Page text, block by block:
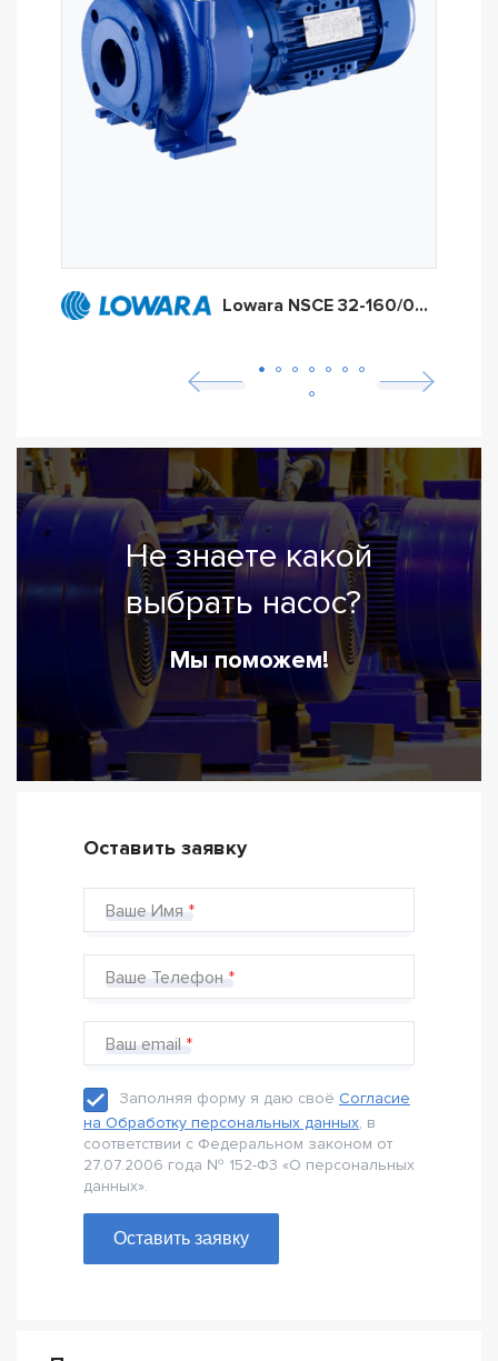
Lowara NSCE 32-160/05A
Не знаете какой
выбрать насос?
Мы поможем!
Оставить заявку
Ваше Имя
Ваше Телефон
Ваш email
Заполняя форму я даю своё Согласие
на Обработку персональных данных, в
соответствии с Федеральном законом от
27.07.2006 года № 152-Ф3 «О персональных
данных».
Оставить заявку